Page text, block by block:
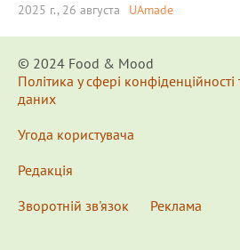
2025 г., 26 августа UAmade
© 2024 Food & Мood
Політика у сфері
даних
Угода користувача
Редакція
Зворотній зв'язок
Реклама